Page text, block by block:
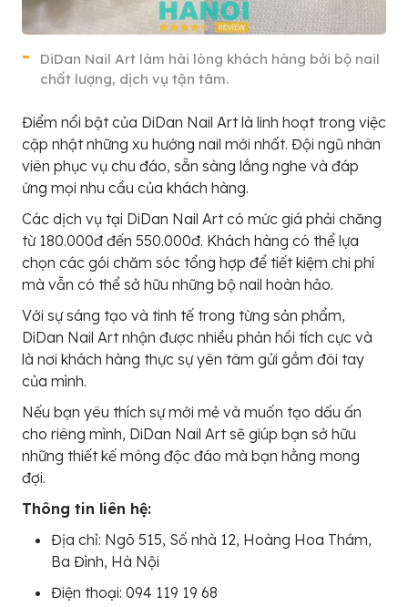
DiDan Nail Art làm hài lòng khách hàng bởi bộ nail
chất lượng, dịch vụ tận tâm.
Điểm nổi bật của DiDan Nail Art là linh hoạt trong việc
cập nhật những xu hướng nail mới nhất. Đội ngũ nhân
viên phục vụ chu đáo, sẵn sàng lắng nghe và đáp
ứng mọi nhu cầu của khách hàng.
Các dịch vụ tại DiDan Nail Art có mức giá phải chăng
từ 180.000đ đến 550.000đ. Khách hàng có thể lựa
chọn các gói chăm sóc tổng hợp để tiết kiệm chi phí
mà vẫn có thể sở hữu những bộ nail hoàn hảo.
Với sự sáng tạo và tinh tế trong từng sản phẩm,
DiDan Nail Art nhận được nhiều phản hồi tích cực và
là nơi khách hàng thực sự yên tâm gửi gắm đôi tay
của mình.
Nếu bạn yêu thích sự mới mẻ và muốn tạo dấu ấn
cho riêng mình, DiDan Nail Art sẽ giúp bạn sở hữu
những thiết kế móng độc đáo mà bạn hằng mong
đợi.
Thông tin liên hệ:
Địa chỉ: Ngõ 515, Số nhà 12, Hoàng Hoa Thám,
Ba Đình, Hà Nội
Điện thoại: 094 119 19 68